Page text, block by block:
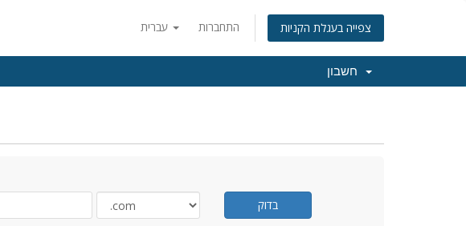
התחברות צפייה בעגלת הקניות
בדוק